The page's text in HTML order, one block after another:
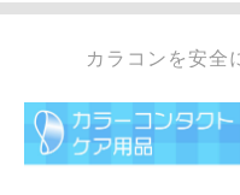
カラコンを安全